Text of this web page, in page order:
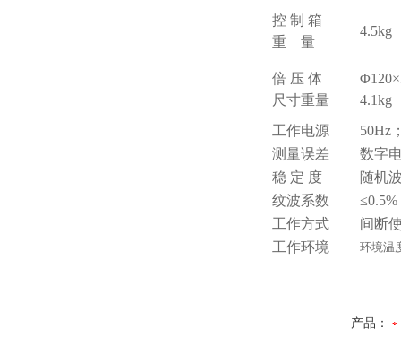
控 制 箱
重 量
4.5kg
倍 压 体
尺寸重量
4.1kg
工作电源
50Hz
测量误差
数字
稳 定 度
随机
纹波系数
工作方式
间断
工作环境
环境温
产品：